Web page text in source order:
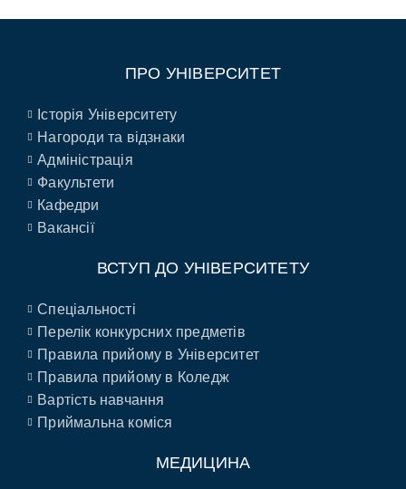
ПРО УНІВЕРСИТЕТ
Історія Університету
Нагороди та відзнаки
Адміністрація
Факультети
Кафедри
Вакансії
ВСТУП ДО УНІВЕРСИТЕТУ
Спеціальності
Перелік конкурсних предметів
Правила прийому в Університет
Правила прийому в Коледж
Вартість навчання
Приймальна коміся
МЕДИЦИНА